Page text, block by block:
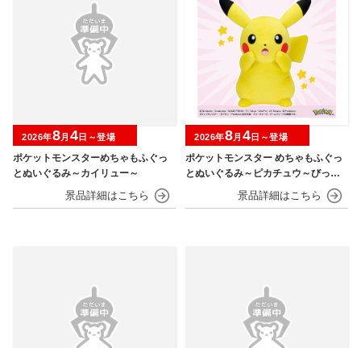
ポケットモンスターめちゃもふぐっ
とぬいぐるみ～カイリュー～
2026年8月 4日～登場
ポケットモンスター めちゃもふぐっ
とぬいぐるみ～ピカチュウ～びっく
2026年8月 4日～登場